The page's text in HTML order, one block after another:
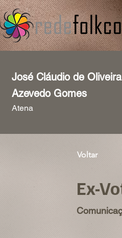
José Cláudio de
Azevedo Gomes
Atena
Voltar
Ex-